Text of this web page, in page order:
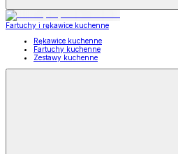
Fartuchy i rękawice kuchenne
Rękawice kuchenne
Fartuchy kuchenne
Zestawy kuchenne